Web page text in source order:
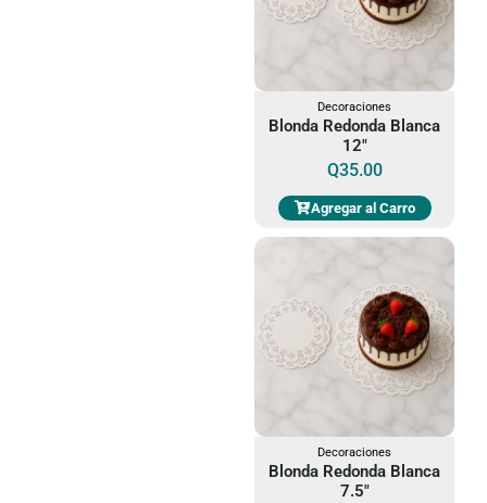
Decoraciones
Blonda Redonda Blanca
12"
Q35.00
Agregar al Carro
Decoraciones
Blonda Redonda Blanca
7.5"